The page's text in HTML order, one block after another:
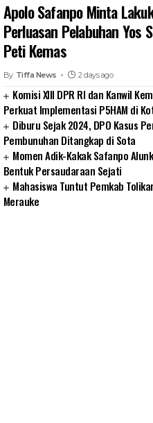
Apolo Safanpo Minta
Perluasan Pelabuhan Yos
Peti Kemas
By Tiffa News 2 days ago
Komisi XIII DPR RI dan Kanwil
Perkuat Implementasi P5HAM di
Diburu Sejak 2024, DPO Kasus
Pembunuhan Ditangkap di Sota
Momen Adik-Kakak Safanpo
Bentuk Persaudaraan Sejati
Mahasiswa Tuntut Pemkab
Merauke